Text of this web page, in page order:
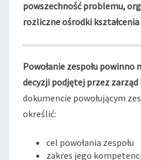
powszechność problemu,
rozliczne ośrodki
Powołanie zespołu
decyzji podjętej przez zarząd
dokumencie powołującym
określić:
cel powołania zespołu
zakres jego